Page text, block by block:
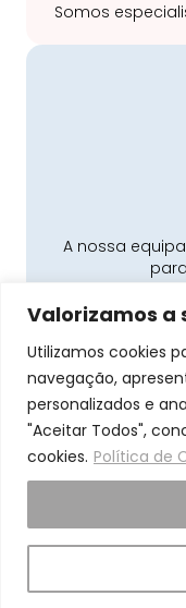
Valorizamos a
Utilizamos cookies
navegação,
personalizados e
"Aceitar Todos",
cookies. Política de
Somos
A nossa
Gravidez e
Puericultura |
| Hora de Dormir